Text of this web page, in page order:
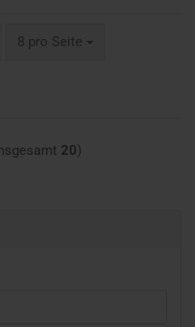
8 pro Seite
pro Seite
20)